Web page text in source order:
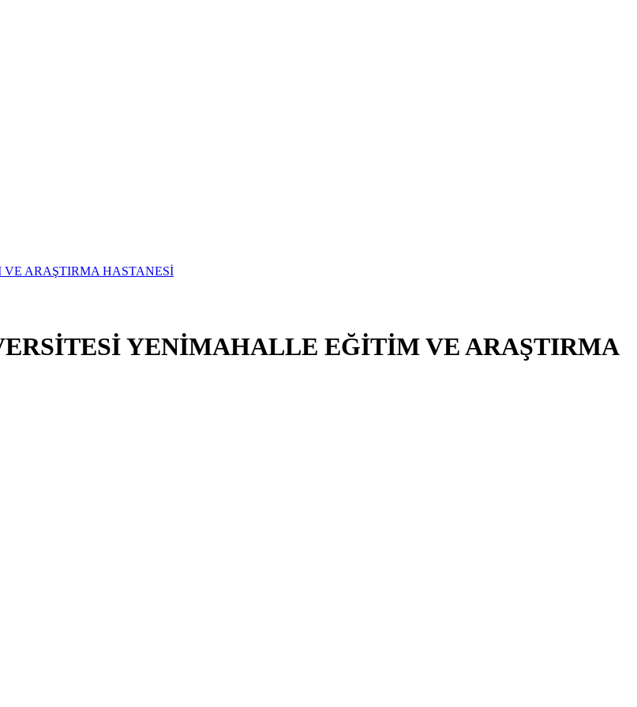
YENİMAHALLE EĞİTİM VE ARAŞTIRMA